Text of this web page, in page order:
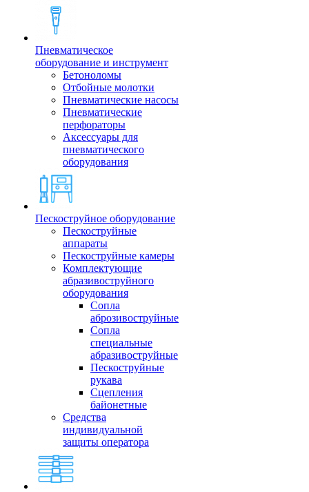
Пневматическое
оборудование и инструмент
Бетоноломы
Отбойные молотки
Пневматические насосы
Пневматические
перфораторы
Аксессуары для
пневматического
оборудования
Пескоструйное оборудование
Пескоструйные
аппараты
Пескоструйные камеры
Комплектующие
абразивоструйного
оборудования
Сопла
аброзивоструйные
Сопла
специальные
абразивоструйные
Пескоструйные
рукава
Сцепления
байонетные
Средства
индивидуальной
защиты оператора